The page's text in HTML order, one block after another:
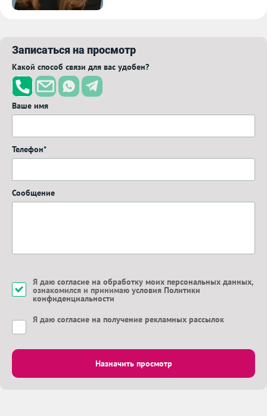
Записаться на просмотр
Какой способ связи для вас удобен?
Ваше имя
Телефон*
Сообщение
Я даю согласие на обработку моих персональных данных,
ознакомился и принимаю условия Политики
конфиденциальности
Я даю согласие на получение рекламных рассылок
Назначить просмотр